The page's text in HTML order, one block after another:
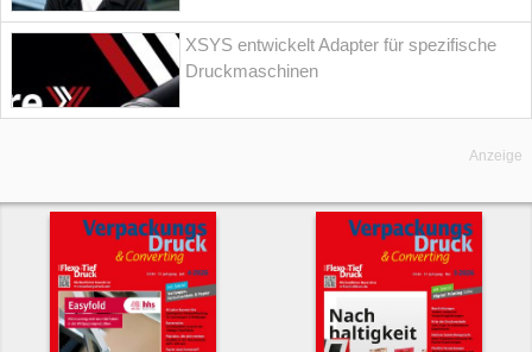
XSYS entwickelt Adapter für spezifische
Druckmaschinen
Anzeige